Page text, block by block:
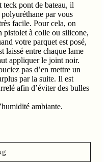
teck pont de bateau, il
par vous
facile. Pour cela, on
pistolet à colle ou silicone,
votre parquet est posé,
laissé entre chaque lame
appliquer le joint noir.
pas d’en mettre un
par la suite. Il est
afin d’éviter des bulles
ambiante.